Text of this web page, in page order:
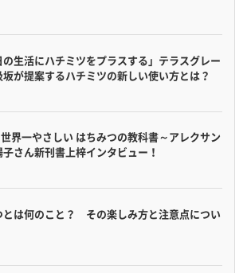
の生活にハチミツをプラスする」テラスグレー
坂が提案するハチミツの新しい使い方とは？
界一やさしい はちみつの教科書～アレクサン
さん新刊書上梓インタビュー！
とは何のこと？ その楽しみ方と注意点につい